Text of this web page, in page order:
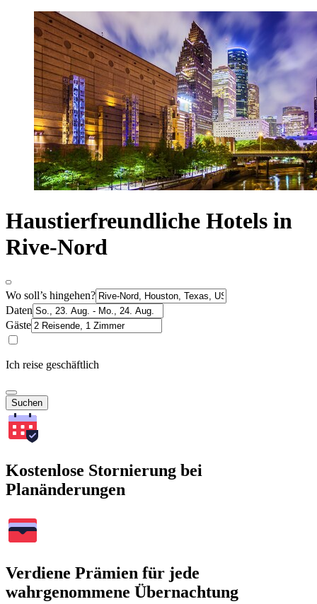
Haustierfreundliche Hotels in
Rive-Nord
Wo soll’s hingehen?
Daten
Gäste
Ich reise geschäftlich
Suchen
Kostenlose Stornierung bei
Planänderungen
Verdiene Prämien für jede
wahrgenommene Übernachtung